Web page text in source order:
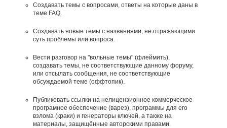
Создавать темы с вопросами, ответы на которые даны в
теме FAQ.
Создавать новые темы с названиями, не отражающими
суть проблемы или вопроса.
Вести разговор на "вольные темы" (флеймить),
создавать темы, не соответствующие данному форуму,
или отсылать сообщения, не соответствующие
обсуждаемой теме (оффтопик).
Публиковать ссылки на нелицензионное коммерческое
програмное обеспечение (варез), программы для его
взлома (краки) и генераторы ключей, а также на
материалы, защищённые авторскими правами.